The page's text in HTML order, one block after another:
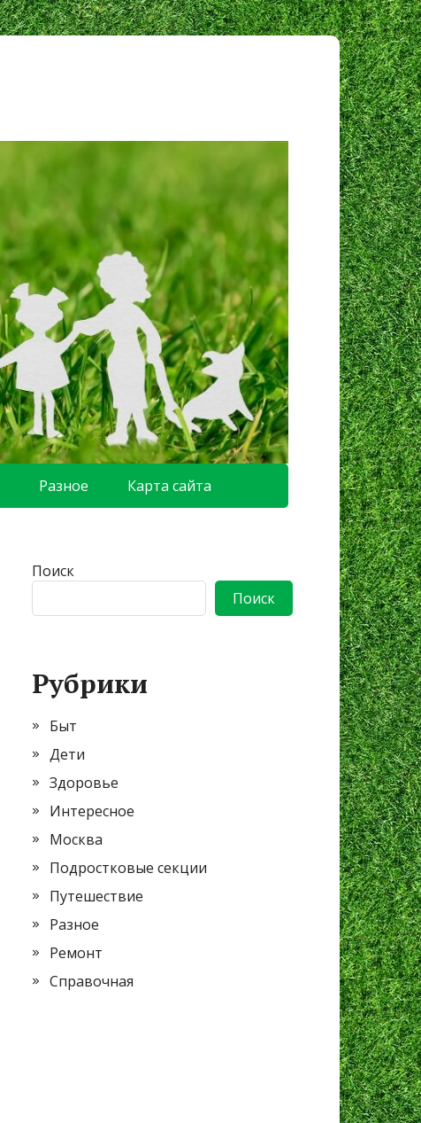
Разное Карта сайта
Поиск
Поиск
Рубрики
Быт
Дети
Здоровье
Интересное
Москва
Подростковые секции
Путешествие
Разное
Ремонт
Справочная